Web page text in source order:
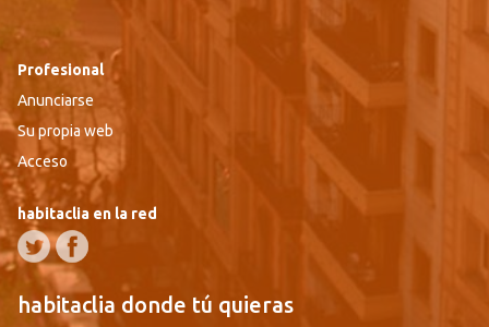
Profesional
Anunciarse
Su propia web
Acceso
habitaclia en la red
habitaclia donde tú quieras